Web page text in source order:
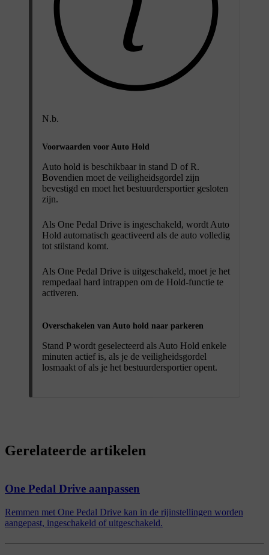
N.b.
Voorwaarden voor Auto Hold
Auto hold is beschikbaar in stand D of R.
Bovendien moet de veiligheidsgordel zijn
bevestigd en moet het bestuurdersportier gesloten
zijn.
Als One Pedal Drive is ingeschakeld, wordt Auto
Hold automatisch geactiveerd als de auto volledig
tot stilstand komt.
Als One Pedal Drive is uitgeschakeld, moet je het
rempedaal hard intrappen om de Hold-functie te
activeren.
Overschakelen van Auto hold naar parkeren
Stand P wordt geselecteerd als Auto Hold enkele
minuten actief is, als je de veiligheidsgordel
losmaakt of als je het bestuurdersportier opent.
Gerelateerde artikelen
One Pedal Drive aanpassen
Remmen met One Pedal Drive kan in de rijinstellingen worden
aangepast, ingeschakeld of uitgeschakeld.